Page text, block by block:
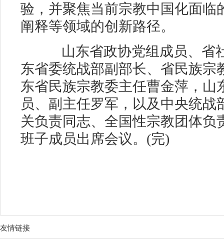
验，并聚焦当前宗教中国化面临
阐释等领域的创新路径。
山东省政协党组成员、省
东省委统战部副部长、省民族宗
东省民族宗教委主任曹金萍，山
员、副主任罗军，以及中央统战
关负责同志、全国性宗教团体负
班子成员出席会议。(完)
友情链接